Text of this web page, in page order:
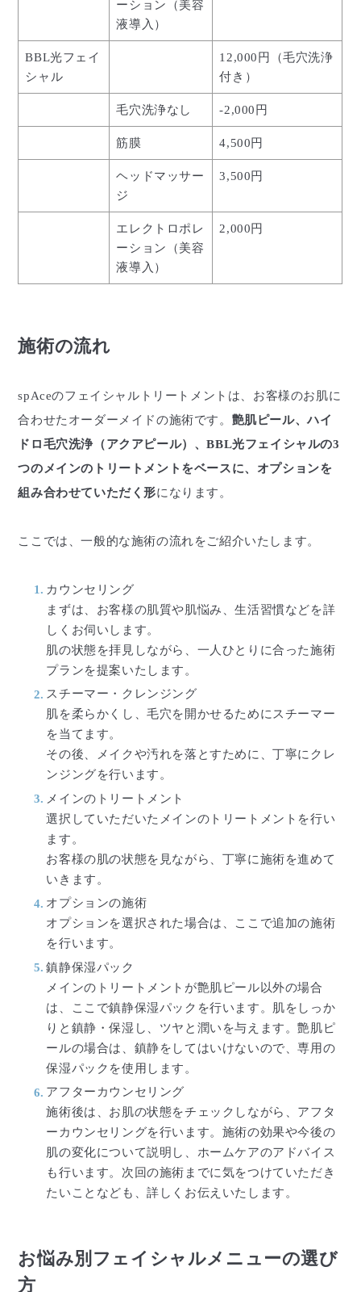
ーション（美容
液導入）
BBL光フェイ
シャル
12,000円（毛穴洗浄
付き）
毛穴洗浄なし -2,000円
筋膜 4,500円
ヘッドマッサー
ジ
3,500円
エレクトロポレ
ーション（美容
液導入）
2,000円
施術の流れ
spAceのフェイシャルトリートメントは、お客様のお肌に
合わせたオーダーメイドの施術です。 艶肌ピール、ハイ
ドロ毛穴洗浄（アクアピール）、BBL光フェイシャルの3
つのメインのトリートメントをベースに、オプションを
組み合わせていただく形になります。
ここでは、一般的な施術の流れをご紹介いたします。
カウンセリング
まずは、お客様の肌質や肌悩み、生活習慣などを詳
しくお伺いします。
肌の状態を拝見しながら、一人ひとりに合った施術
プランを提案いたします。
スチーマー・クレンジング
肌を柔らかくし、毛穴を開かせるためにスチーマー
を当てます。
その後、メイクや汚れを落とすために、丁寧にクレ
ンジングを行います。
メインのトリートメント
選択していただいたメインのトリートメントを行い
ます。
お客様の肌の状態を見ながら、丁寧に施術を進めて
いきます。
オプションの施術
オプションを選択された場合は、ここで追加の施術
を行います。
鎮静保湿パック
メインのトリートメントが艶肌ピール以外の場合
は、ここで鎮静保湿パックを行います。肌をしっか
りと鎮静・保湿し、ツヤと潤いを与えます。艶肌ピ
ールの場合は、鎮静をしてはいけないので、専用の
保湿パックを使用します。
アフターカウンセリング
施術後は、お肌の状態をチェックしながら、アフタ
ーカウンセリングを行います。施術の効果や今後の
肌の変化について説明し、ホームケアのアドバイス
も行います。次回の施術までに気をつけていただき
たいことなども、詳しくお伝えいたします。
お悩み別フェイシャルメニューの選び
方